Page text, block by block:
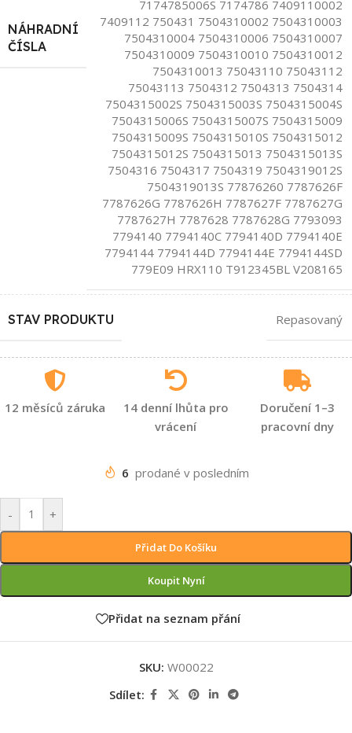
NÁHRADNÍ
ČÍSLA
7174785006S 7174786 7409110002
7409112 750431 7504310002 7504310003
7504310004 7504310006 7504310007
7504310009 7504310010 7504310012
7504310013 75043110 75043112
75043113 7504312 7504313 7504314
7504315002S 7504315003S 7504315004S
7504315006S 7504315007S 7504315009
7504315009S 7504315010S 7504315012
7504315012S 7504315013 7504315013S
7504316 7504317 7504319 7504319012S
7504319013S 77876260 7787626F
7787626G 7787626H 7787627F 7787627G
7787627H 7787628 7787628G 7793093
7794140 7794140C 7794140D 7794140E
7794144 7794144D 7794144E 7794144SD
779E09 HRX110 T912345BL V208165
STAV PRODUKTU Repasovaný
12 měsíců záruka
14 denní lhůta pro
vrácení
Doručení 1–3
pracovní dny
6 prodané v posledním
- +
Přidat Do Košíku
Koupit Nyní
Přidat na seznam přání
SKU: W00022
Sdílet: